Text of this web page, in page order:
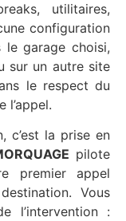
utilitaires,
configuration
le garage choisi,
sur un autre site
le respect du
l’appel.
c’est la prise en
pilote
premier appel
Vous
l’intervention :